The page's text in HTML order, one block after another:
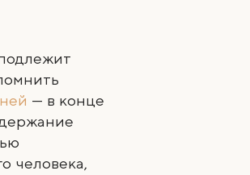
— в конце
человека,